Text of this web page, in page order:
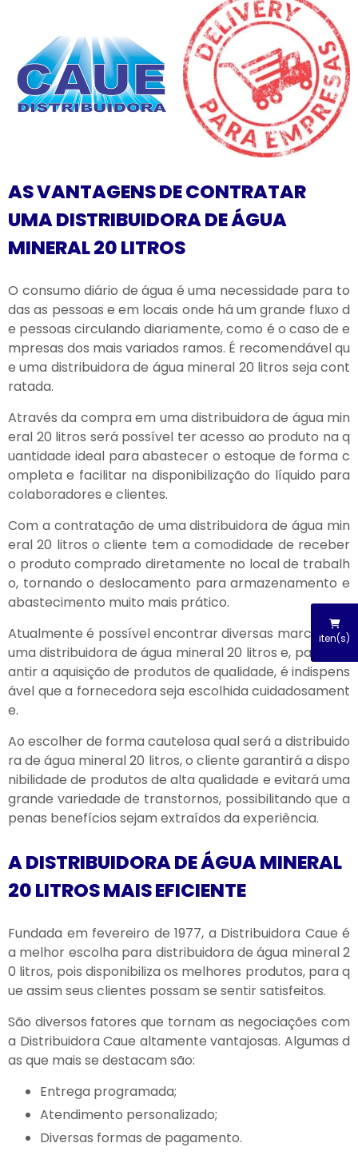
iten(s)
AS VANTAGENS DE CONTRATAR
UMA DISTRIBUIDORA DE ÁGUA
MINERAL 20 LITROS
O consumo diário de água é uma necessidade para to
das as pessoas e em locais onde há um grande fluxo d
e pessoas circulando diariamente, como é o caso de e
mpresas dos mais variados ramos. É recomendável qu
e uma distribuidora de água mineral 20 litros seja cont
ratada.
Através da compra em uma distribuidora de água min
eral 20 litros será possível ter acesso ao produto na q
uantidade ideal para abastecer o estoque de forma c
ompleta e facilitar na disponibilização do líquido para
colaboradores e clientes.
Com a contratação de uma distribuidora de água min
eral 20 litros o cliente tem a comodidade de receber
o produto comprado diretamente no local de trabalh
o, tornando o deslocamento para armazenamento e
abastecimento muito mais prático.
Atualmente é possível encontrar diversas marcas em
uma distribuidora de água mineral 20 litros e, para gar
antir a aquisição de produtos de qualidade, é indispens
ável que a fornecedora seja escolhida cuidadosament
e.
Ao escolher de forma cautelosa qual será a distribuido
ra de água mineral 20 litros, o cliente garantirá a dispo
nibilidade de produtos de alta qualidade e evitará uma
grande variedade de transtornos, possibilitando que a
penas benefícios sejam extraídos da experiência.
A DISTRIBUIDORA DE ÁGUA MINERAL
20 LITROS MAIS EFICIENTE
Fundada em fevereiro de 1977, a Distribuidora Caue é
a melhor escolha para distribuidora de água mineral 2
0 litros, pois disponibiliza os melhores produtos, para q
ue assim seus clientes possam se sentir satisfeitos.
São diversos fatores que tornam as negociações com
a Distribuidora Caue altamente vantajosas. Algumas d
as que mais se destacam são:
Entrega programada;
Atendimento personalizado;
Diversas formas de pagamento.